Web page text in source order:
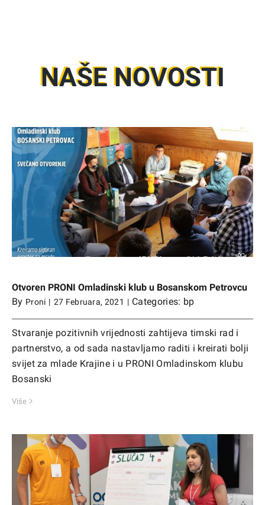
NAŠE NOVOSTI
Otvoren PRONI Omladinski klub u Bosanskom Petrovcu
By Proni | 27 Februara, 2021 | Categories: bp
Stvaranje pozitivnih vrijednosti zahtijeva timski rad i
partnerstvo, a od sada nastavljamo raditi i kreirati bolji
svijet za mlade Krajine i u PRONI Omladinskom klubu
Bosanski
Više